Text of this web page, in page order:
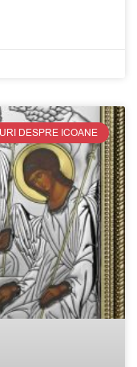
DESPRE ICOANE